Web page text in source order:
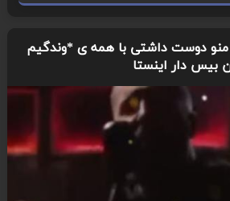
منو دوست داشتی با همه ی *وندگیم
دار اینستا